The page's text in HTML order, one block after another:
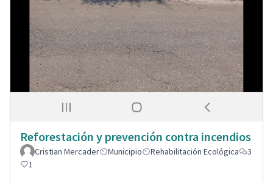
Reforestación y prevención contra incendios
Cristian Mercader Municipio Rehabilitación Ecológica
3
1